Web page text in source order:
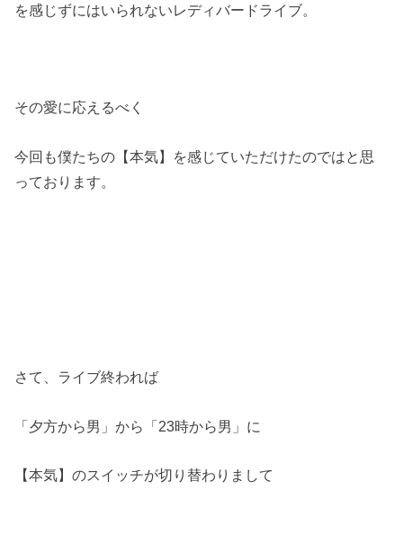
を感じずにはいられないレディバードライブ。
その愛に応えるべく
今回も僕たちの【本気】を感じていただけたのではと思
っております。
さて、ライブ終われば
「夕方から男」から「23時から男」に
【本気】のスイッチが切り替わりまして